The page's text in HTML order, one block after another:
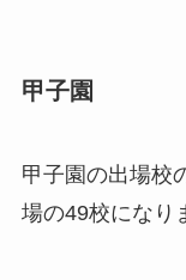
甲子園
甲子園の出場校
場の49校になり